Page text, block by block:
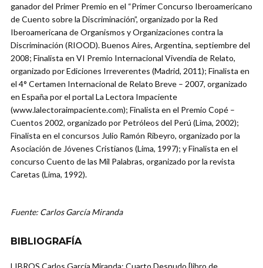
ganador del Primer Premio en el “Primer Concurso Iberoamericano
de Cuento sobre la Discriminación”, organizado por la Red
Iberoamericana de Organismos y Organizaciones contra la
Discriminación (RIOOD). Buenos Aires, Argentina, septiembre del
2008; Finalista en VI Premio Internacional Vivendia de Relato,
organizado por Ediciones Irreverentes (Madrid, 2011); Finalista en
el 4° Certamen Internacional de Relato Breve – 2007, organizado
en España por el portal La Lectora Impaciente
(www.lalectoraimpaciente.com); Finalista en el Premio Copé –
Cuentos 2002, organizado por Petróleos del Perú (Lima, 2002);
Finalista en el concursos Julio Ramón Ribeyro, organizado por la
Asociación de Jóvenes Cristianos (Lima, 1997); y Finalista en el
concurso Cuento de las Mil Palabras, organizado por la revista
Caretas (Lima, 1992).
Fuente: Carlos García Miranda
BIBLIOGRAFÍA
LIBROS Carlos García Miranda: Cuarto Desnudo [libro de